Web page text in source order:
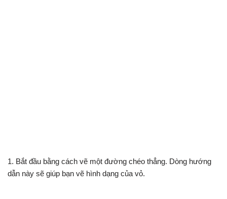
1. Bắt đầu bằng cách vẽ một đường chéo thẳng. Dòng hướng
dẫn này sẽ giúp bạn vẽ hình dạng của vỏ.